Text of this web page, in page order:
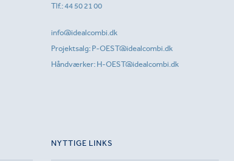
Tlf.:44 50 21 00
info@idealcombi.dk
Projektsalg: P-OEST@idealcombi.dk
Håndværker: H-OEST@idealcombi.dk
NYTTIGE LINKS